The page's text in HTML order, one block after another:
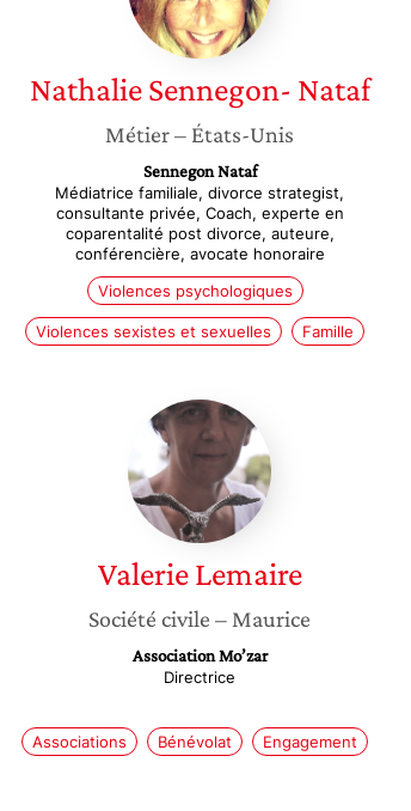
Nathalie Sennegon- Nataf
Métier– États-Unis
Sennegon Nataf
Médiatrice familiale, divorce strategist,
consultante privée, Coach, experte en
coparentalité post divorce, auteure,
conférencière, avocate honoraire
Violences psychologiques
Violences sexistes et sexuelles Famille
Valerie
Lemaire
Valerie Lemaire
Société civile – Maurice
Association Mo’zar
Directrice
Associations Bénévolat Engagement